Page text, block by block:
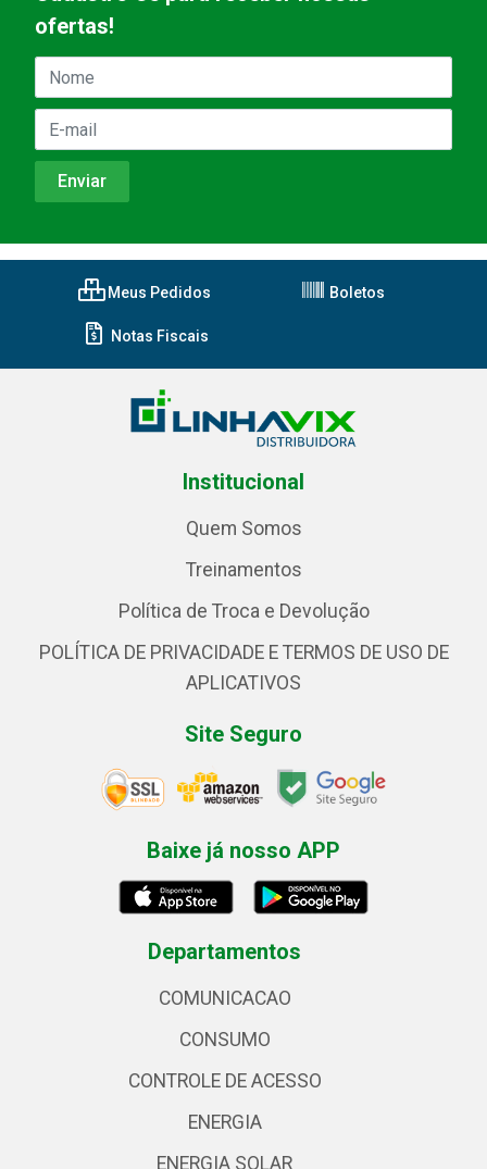
ofertas!
Meus Pedidos Boletos
Notas Fiscais
Institucional
Quem Somos
Treinamentos
Política de Troca e Devolução
POLÍTICA DE PRIVACIDADE E TERMOS DE USO DE
APLICATIVOS
Site Seguro
Baixe já nosso APP
Departamentos
COMUNICACAO
CONSUMO
CONTROLE DE ACESSO
ENERGIA
ENERGIA SOLAR